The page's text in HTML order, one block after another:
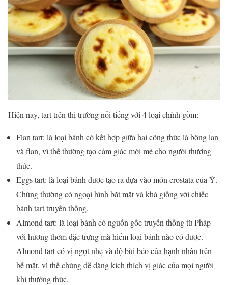
Hiện nay, tart trên thị trường nổi tiếng với 4 loại chính gồm:
Flan tart: là loại bánh có kết hợp giữa hai công thức là bông lan
và flan, vì thế thường tạo cảm giác mới mẻ cho người thưởng
thức.
Eggs tart: là loại bánh được tạo ra dựa vào món crostata của Ý.
Chúng thường có ngoại hình bắt mắt và khá giống với chiếc
bánh tart truyền thống.
Almond tart: là loại bánh có nguồn gốc truyền thống từ Pháp
với hương thơm đặc trưng mà hiếm loại bánh nào có được.
Almond tart có vị ngọt nhẹ và độ bùi béo của hạnh nhân trên
bề mặt, vì thế chúng dễ dàng kích thích vị giác của mọi người
khi thưởng thức.